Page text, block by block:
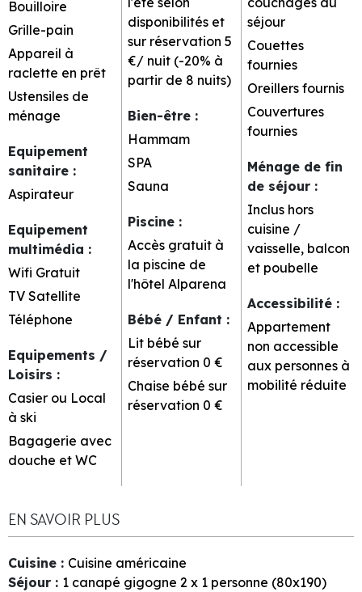
Bouilloire
Grille-pain
Appareil à
raclette en prêt
Ustensiles de
ménage
Equipement
sanitaire :
Aspirateur
Equipement
multimédia :
Wifi Gratuit
TV Satellite
Téléphone
Equipements /
Loisirs :
Casier ou Local
à ski
Bagagerie avec
douche et WC
disponibilités et
sur réservation 5
€/ nuit (-20% à
partir de 8 nuits)
Bien-être :
Hammam
SPA
Sauna
Piscine :
Accès gratuit à
la piscine de
l'hôtel Alparena
Bébé / Enfant :
Lit bébé sur
réservation 0 €
Chaise bébé sur
réservation 0 €
séjour
Couettes
fournies
Oreillers fournis
Couvertures
fournies
Ménage de fin
de séjour :
Inclus hors
cuisine /
vaisselle, balcon
et poubelle
Accessibilité :
Appartement
non accessible
aux personnes à
mobilité réduite
EN SAVOIR PLUS
Cuisine : Cuisine américaine
Séjour : 1 canapé gigogne 2 x 1 personne (80x190)